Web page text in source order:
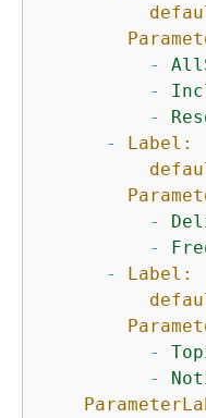
-
-
-
-
Label:
-
-
-
Label:
-
-